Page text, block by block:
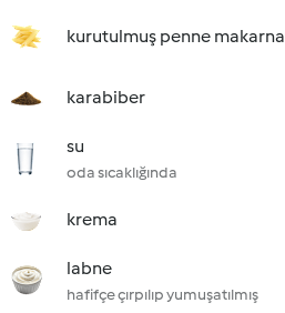
kurutulmuş penne makarna
karabiber
su
oda sıcaklığında
krema
labne
hafifçe çırpılıp yumuşatılmış